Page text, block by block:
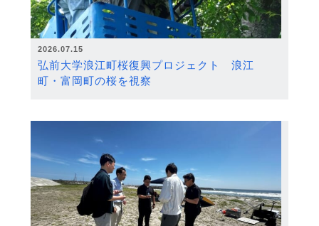
2026.07.15
弘前大学浪江町桜復興プロジェクト 浪江
町・富岡町の桜を視察